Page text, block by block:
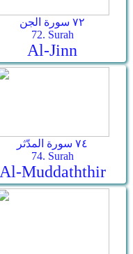
٧٢ سورة الجن
72. Surah
Al-Jinn
٧٤ سورة المدّثر
74. Surah
Al-Muddaththir